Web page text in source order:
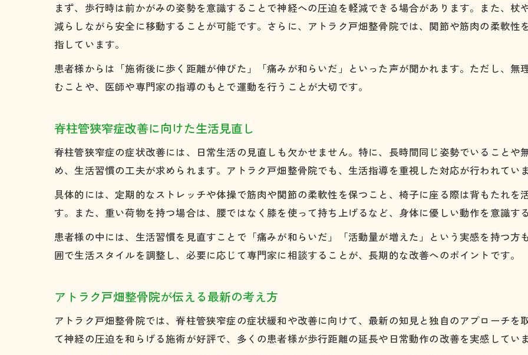
専門的なアプローチで期待できる効果
根本改善を目指す整骨院の施術内容とは
専門家視点で見る脊柱管狭窄症の改善方法
適切な施術計画で期待できる改善効果
専門家による脊柱管狭窄症のリスク説明
患者体験談を活かした改善アドバイス
まず、歩行時は前かがみの姿勢を意識することで神経への圧迫を軽減できる場合があります。また、杖
減らしながら安全に移動することが可能です。さらに、アトラク戸畑整骨院では、関節や筋肉の柔軟性
指しています。
患者様からは「施術後に歩く距離が伸びた」「痛みが和らいだ」といった声が聞かれます。ただし、無
むことや、医師や専門家の指導のもとで運動を行うことが大切です。
脊柱管狭窄症改善に向けた生活見直し
脊柱管狭窄症の症状改善には、日常生活の見直しも欠かせません。特に、長時間同じ姿勢でいることや
め、生活習慣の工夫が求められます。アトラク戸畑整骨院でも、生活指導を重視した対応が行われていま
具体的には、定期的なストレッチや体操で筋肉や関節の柔軟性を保つこと、椅子に座る際は背もたれを
す。また、重い荷物を持つ場合は、腰ではなく膝を使って持ち上げるなど、身体に優しい動作を意識す
患者様の中には、生活習慣を見直すことで「痛みが和らいだ」「活動量が増えた」という実感を持つ方
囲で生活スタイルを調整し、必要に応じて専門家に相談することが、長期的な改善へのポイントです。
アトラク戸畑整骨院が伝える最新の考え方
アトラク戸畑整骨院では、脊柱管狭窄症の症状緩和や改善に向けて、最新の知見と独自のアプローチを
て神経の圧迫を和らげる施術が好評で、多くの患者様が歩行距離の延長や日常動作の改善を実感していま